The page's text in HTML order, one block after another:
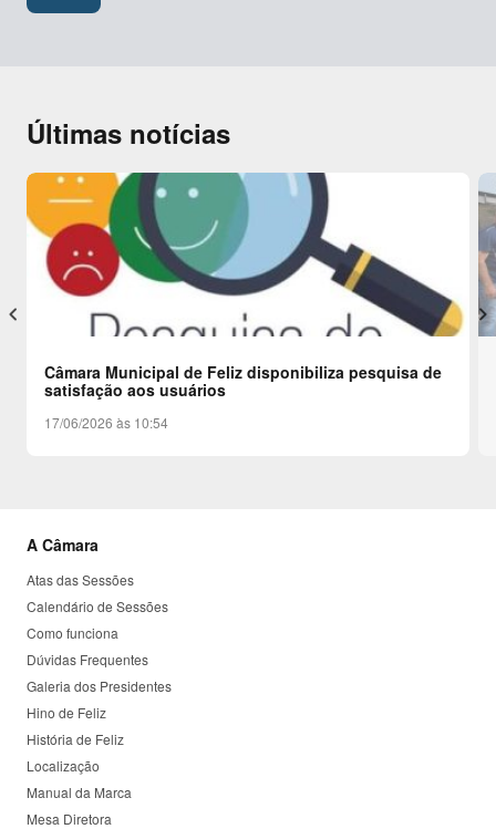
Últimas notícias
Câmara Municipal de Feliz disponibiliza pesquisa de
satisfação aos usuários
17/06/2026 às 10:54
keyboard_arrow_left keyboard_arrow_right
A Câmara
Atas das Sessões
Calendário de Sessões
Como funciona
Dúvidas Frequentes
Galeria dos Presidentes
Hino de Feliz
História de Feliz
Localização
Manual da Marca
Mesa Diretora